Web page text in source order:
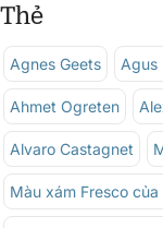
Thẻ
Agnes Geets Agus
Ahmet Ogreten
Alvaro Castagnet
Màu xám Fresco